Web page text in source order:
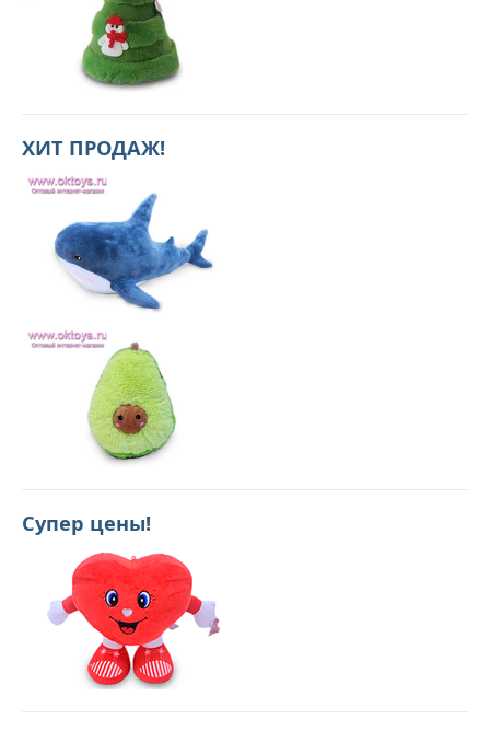
ХИТ ПРОДАЖ!
Супер цены!